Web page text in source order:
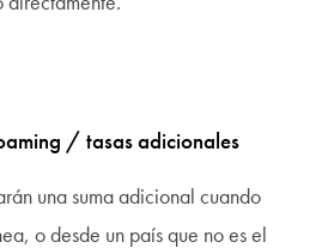
/ tasas adicionales
una suma adicional cuando
o desde un país que no es el